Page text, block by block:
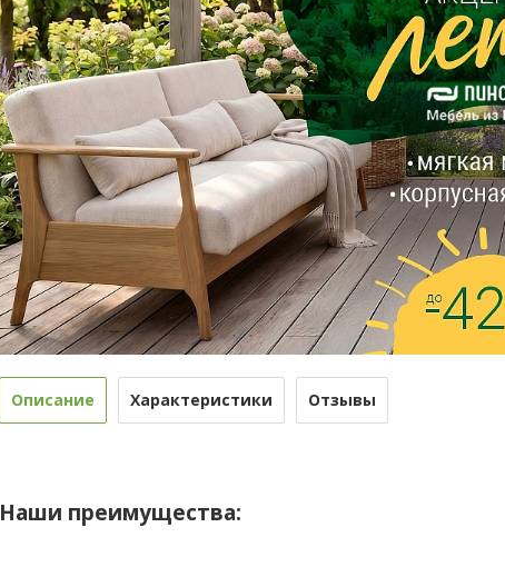
Описание Характеристики Отзывы
Наши преимущества: